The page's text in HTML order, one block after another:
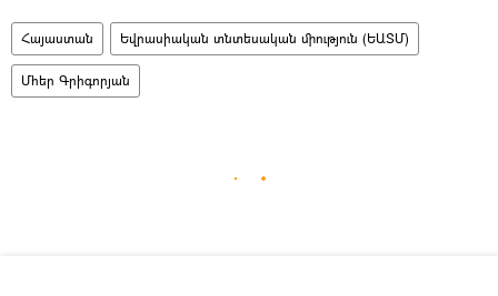
Հայաստան Եվրասիական տնտեսական միություն (ԵԱՏՄ)
Մհեր Գրիգորյան